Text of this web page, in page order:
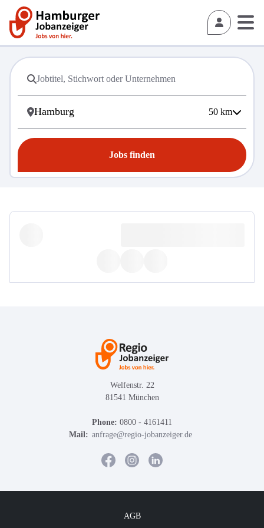
50 km
Jobs finden
Welfenstr. 22
81541 München
Phone: 0800 - 4161411
Mail: anfrage@regio-jobanzeiger.de
AGB